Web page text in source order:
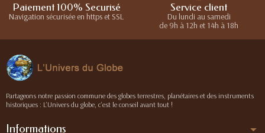
Paiement 100% Securisé
Navigation sécurisée en https et SSL
Service client
Du lundi au samedi
de 9h à 12h et 14h à 18h
Partageons notre passion commune des globes terrestres, planétaires et des instruments
historiques : L’Univers du globe, c’est le conseil avant tout !
Informations